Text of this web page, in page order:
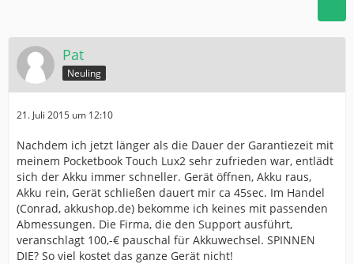
Pat
Neuling
21. Juli 2015 um 12:10
Nachdem ich jetzt länger als die Dauer der Garantiezeit mit
meinem Pocketbook Touch Lux2 sehr zufrieden war, entlädt
sich der Akku immer schneller. Gerät öffnen, Akku raus,
Akku rein, Gerät schließen dauert mir ca 45sec. Im Handel
(Conrad, akkushop.de) bekomme ich keines mit passenden
Abmessungen. Die Firma, die den Support ausführt,
veranschlagt 100,-€ pauschal für Akkuwechsel. SPINNEN
DIE? So viel kostet das ganze Gerät nicht!